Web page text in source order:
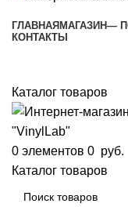
ГЛАВНАЯ МАГАЗИН—
КОНТАКТЫ
Каталог товаров
0 элементов 0 руб.
Каталог товаров